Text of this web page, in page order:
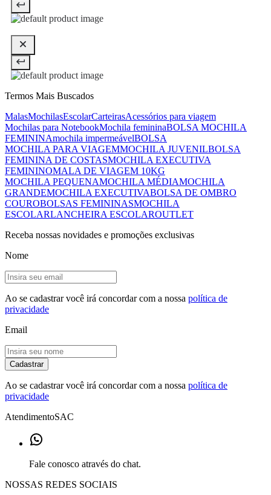
Termos Mais Buscados
MalasMochilasEscolarCarteirasAcessórios para viagem
Mochilas para NotebookMochila femininaBOLSA MOCHILA
FEMININAmochila impermeávelBOLSA
MOCHILA PARA VIAGEMMOCHILA JUVENILBOLSA
FEMININA DE COSTASMOCHILA EXECUTIVA
FEMININOMALA DE VIAGEM 10KG
MOCHILA PEQUENAMOCHILA MÉDIAMOCHILA
GRANDEMOCHILA EXECUTIVABOLSA DE OMBRO
COUROBOLSAS FEMININASMOCHILA
ESCOLARLANCHEIRA ESCOLAROUTLET
Receba nossas novidades e promoções exclusivas
Nome
Ao se cadastrar você irá concordar com a nossa política de
privacidade
Email
Cadastrar
Ao se cadastrar você irá concordar com a nossa política de
privacidade
AtendimentoSAC
Fale conosco através do chat.
NOSSAS REDES SOCIAIS